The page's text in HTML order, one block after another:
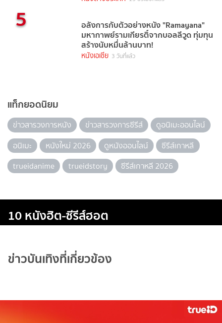
5 อลังการกับตัวอย่างหนัง "Ramayana"
มหากาพย์รามเกียรติ์จากบอลลีวูด ทุ่มทุน
สร้างนับหมื่นล้านบาท!
หนังเอเชีย 3 วันที่แล้ว
แท็กยอดนิยม
ข่าวสารวงการหนัง ข่าวสารวงการซีรีส์
ดูอนิเมะออนไลน์
อนิเมะ
หนังใหม่ 2026 ดูหนังออนไลน์
ซีรีส์เกาหลี
trueidanime
trueidstory ซีรีส์เกาหลี 2026
10 หนังฮิต-ซีรีส์ฮอต
ข่าวบันเทิงที่เกี่ยวข้อง